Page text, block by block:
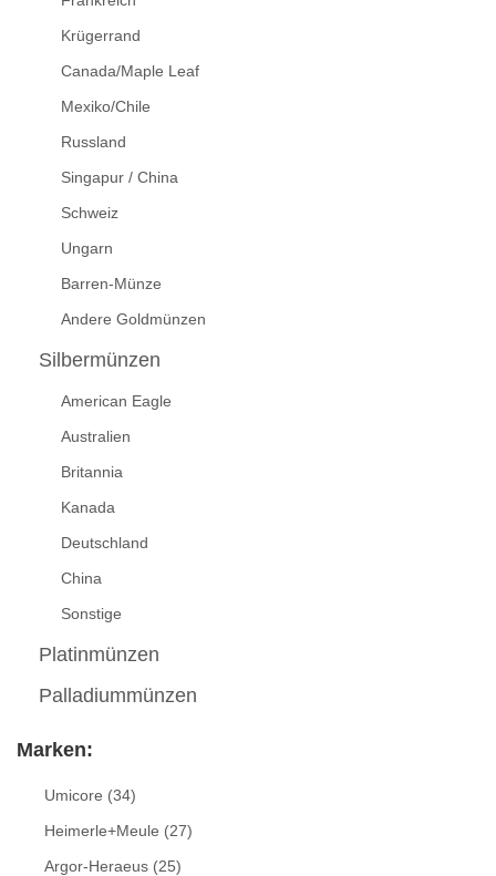
Krügerrand
Canada/Maple Leaf
Mexiko/Chile
Russland
Singapur / China
Schweiz
Ungarn
Barren-Münze
Andere Goldmünzen
Silbermünzen
American Eagle
Australien
Britannia
Kanada
Deutschland
China
Sonstige
Platinmünzen
Palladiummünzen
Marken:
Umicore (34)
Heimerle+Meule (27)
Argor-Heraeus (25)